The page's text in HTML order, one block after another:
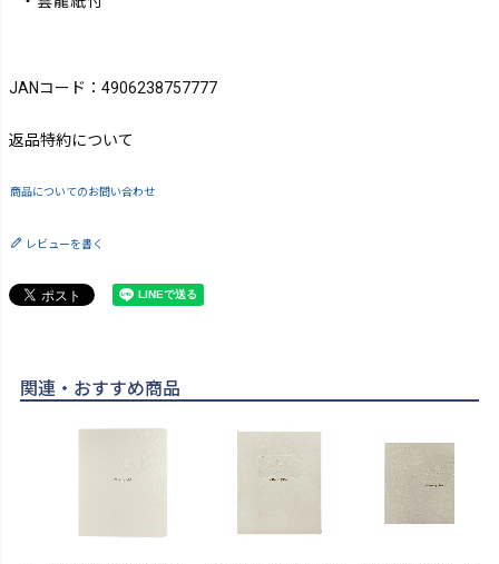
JANコード：4906238757777
返品特約について
商品についてのお問い合わせ
レビューを書く
関連・おすすめ商品